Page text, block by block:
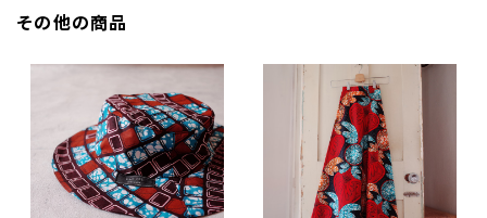
その他の商品